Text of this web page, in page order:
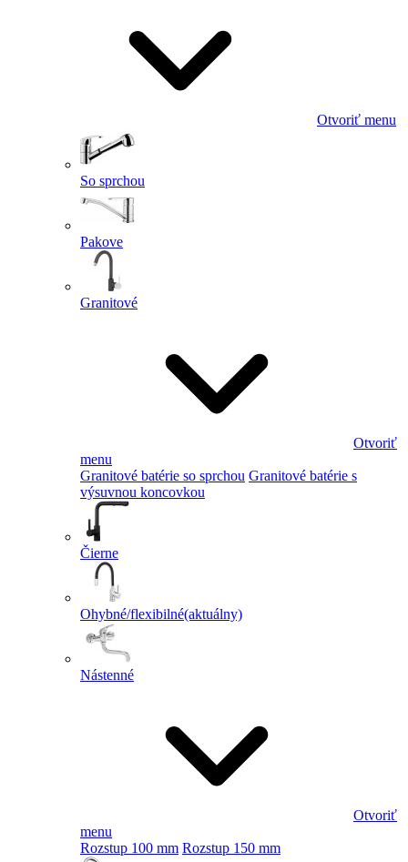
Otvoriť menu
So sprchou
Pakove
Granitové
Otvoriť
menu
Granitové batérie so sprchou Granitové batérie s
výsuvnou koncovkou
Čierne
Ohybné/flexibilné(aktuálny)
Nástenné
Otvoriť
menu
Rozstup 100 mm Rozstup 150 mm